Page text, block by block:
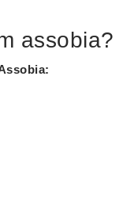
assobia?
: